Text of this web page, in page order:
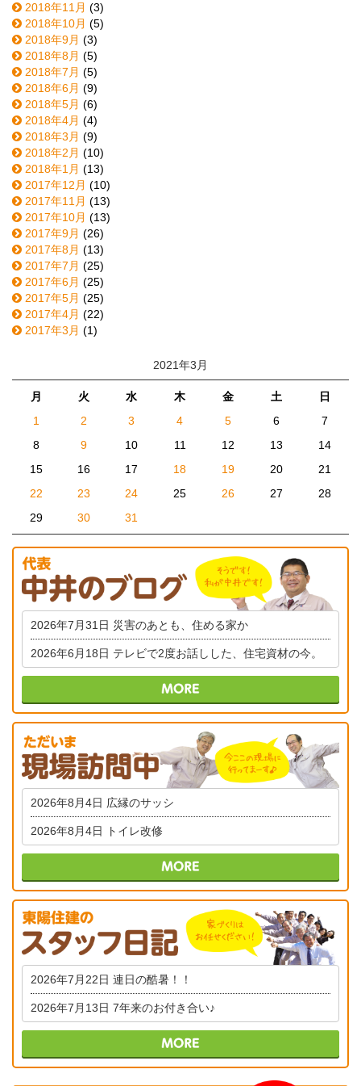
2018年11月 (3)
2018年10月 (5)
2018年9月 (3)
2018年8月 (5)
2018年7月 (5)
2018年6月 (9)
2018年5月 (6)
2018年4月 (4)
2018年3月 (9)
2018年2月 (10)
2018年1月 (13)
2017年12月 (10)
2017年11月 (13)
2017年10月 (13)
2017年9月 (26)
2017年8月 (13)
2017年7月 (25)
2017年6月 (25)
2017年5月 (25)
2017年4月 (22)
2017年3月 (1)
2021年3月
月 火 水 木 金 土
日
1
2 3 4 5 6
7
8
9 10 11 12 13
14
15
16 17 18 19 20
21
22
23 24 25 26 27
28
29
30 31
2026年7月31日 災害のあとも、住める家か
2026年6月18日 テレビで2度お話しした、住宅資材の今。
2026年8月4日 広縁のサッシ
2026年8月4日 トイレ改修
2026年7月22日 連日の酷暑！！
2026年7月13日 7年来のお付き合い♪